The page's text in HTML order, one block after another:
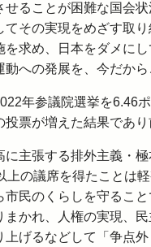
ることが困難な国会
その実現をめざす取
を求め、日本をダメに
への発展を、今だから
年参議院選挙を6.46
票が増えた結果であり
主張する排外主義・
上の議席を得たことは
民のくらしを守るこ
かれ、人権の実現、
げるなどして「争点